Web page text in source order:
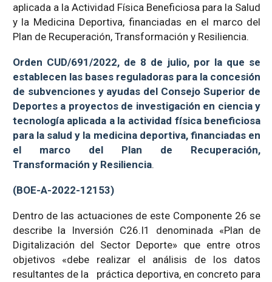
aplicada a la Actividad Física Beneficiosa para la Salud
y la Medicina Deportiva, financiadas en el marco del
Plan de Recuperación, Transformación y Resiliencia.
Orden CUD/691/2022, de 8 de julio, por la que se
establecen las bases reguladoras para la concesión
de subvenciones y ayudas del Consejo Superior de
Deportes a proyectos de investigación en ciencia y
tecnología aplicada a la actividad física beneficiosa
para la salud y la medicina deportiva, financiadas en
el marco del Plan de Recuperación,
Transformación y Resiliencia.
(BOE-A-2022-12153)
Dentro de las actuaciones de este Componente 26 se
describe la Inversión C26.I1 denominada «Plan de
Digitalización del Sector Deporte» que entre otros
objetivos «debe realizar el análisis de los datos
resultantes de la práctica deportiva, en concreto para